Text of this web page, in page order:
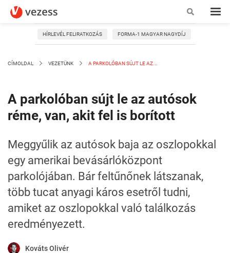
HÍRLEVÉL FELIRATKOZÁS FORMA-1 MAGYAR NAGYDÍJ
CÍMOLDAL VEZETÜNK A PARKOLÓBAN SÚJT LE AZ...
A parkolóban sújt le az autósok
réme, van, akit fel is borított
Meggyűlik az autósok baja az oszlopokkal
egy amerikai bevásárlóközpont
parkolójában. Bár feltűnőnek látszanak,
több tucat anyagi káros esetről tudni,
amiket az oszlopokkal való találkozás
eredményezett.
Kováts Olivér